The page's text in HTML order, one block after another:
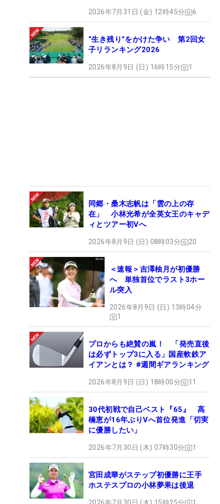
2026年7月31日 (金) 12時45分 6
“生き残り”をかけた争い 第2回女
子リランキング2026
2026年8月9日 (日) 16時15分 1
同郷・桑木志帆は「雲の上の存
在」 小林光希が全英女王のキャデ
ィとツアー初Vへ
2026年8月9日 (日) 08時03分 20
＜速報＞吉澤柚月が初優勝
へ 単独首位でラスト3ホー
ル突入
2026年8月9日 (日) 13時04分
1
プロからも絶賛の嵐！ 「発売直後
は必ずトップ3に入る」国産軟鉄ア
イアンとは？ #週間ギアランキング
2026年8月9日 (日) 18時00分 11
30代初戦で自己ベスト『65』 髙
橋恵が16年ぶりVへ首位発進「切実
に優勝したい」
2026年7月30日 (木) 07時30分 1
宮田成華がステップ初優勝に王手
ホステスプロの小林夢果は後退